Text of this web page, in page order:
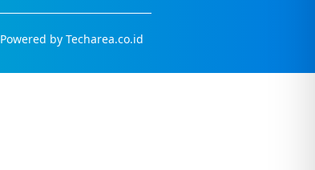
Powered by Techarea.co.id